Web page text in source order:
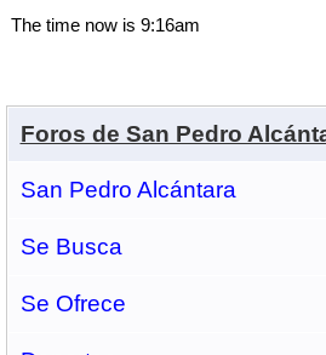
The time now is 9:16am
Foros de San Pedro
San Pedro Alcántara
Se Busca
Se Ofrece